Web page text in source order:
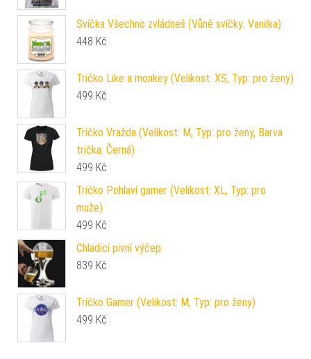
Svíčka Všechno zvládneš (Vůně svíčky: Vanilka)
448 Kč
Tričko Like a monkey (Velikost: XS, Typ: pro ženy)
499 Kč
Tričko Vražda (Velikost: M, Typ: pro ženy, Barva
trička: Černá)
499 Kč
Tričko Pohlaví gamer (Velikost: XL, Typ: pro
muže)
499 Kč
Chladicí pivní výčep
839 Kč
Tričko Gamer (Velikost: M, Typ: pro ženy)
499 Kč